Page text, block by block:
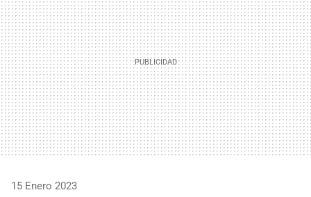
15 Enero 2023